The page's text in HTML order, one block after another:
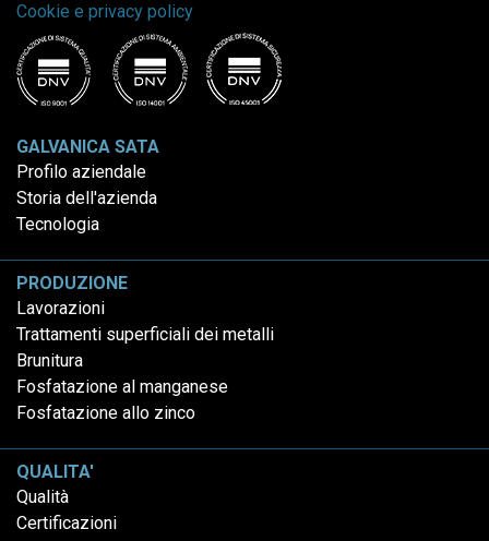
Cookie e privacy policy
GALVANICA SATA
Profilo aziendale
Storia dell'azienda
Tecnologia
PRODUZIONE
Lavorazioni
Trattamenti superficiali dei metalli
Brunitura
Fosfatazione al manganese
Fosfatazione allo zinco
QUALITA'
Qualità
Certificazioni